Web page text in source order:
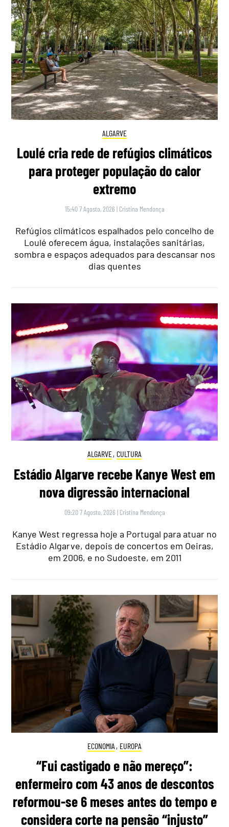
ALGARVE
Loulé cria rede de refúgios climáticos
para proteger população do calor
extremo
15:40 7 Agosto, 2026 | Cristina Mendonça
Refúgios climáticos espalhados pelo concelho de
Loulé oferecem água, instalações sanitárias,
sombra e espaços adequados para descansar nos
dias quentes
ALGARVE, CULTURA
Estádio Algarve recebe Kanye West em
nova digressão internacional
09:20 7 Agosto, 2026 | Cristina Mendonça
Kanye West regressa hoje a Portugal para atuar no
Estádio Algarve, depois de concertos em Oeiras,
em 2006, e no Sudoeste, em 2011
ECONOMIA , EUROPA
“Fui castigado e não mereço”:
enfermeiro com 43 anos de descontos
reformou-se 6 meses antes do tempo e
considera corte na pensão “injusto”